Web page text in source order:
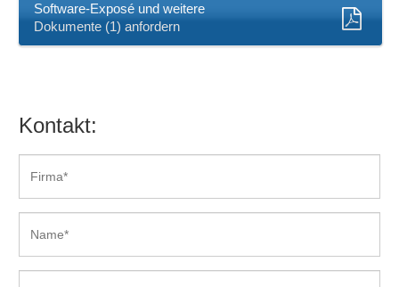
Software-Exposé und weitere
Dokumente (1) anfordern
Kontakt: